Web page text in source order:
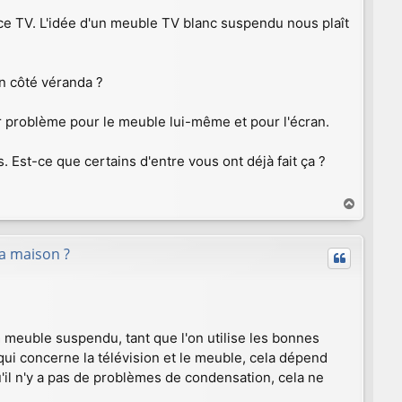
TV. L'idée d'un meuble TV blanc suspendu nous plaît
côté véranda ?
pour le meuble lui-même et pour l'écran.
Est-ce que certains d'entre vous ont déjà fait ça ?
a
u
maison ?
suspendu, tant que l'on utilise les bonnes
concerne la télévision et le meuble, cela dépend
n'y a pas de problèmes de condensation, cela ne